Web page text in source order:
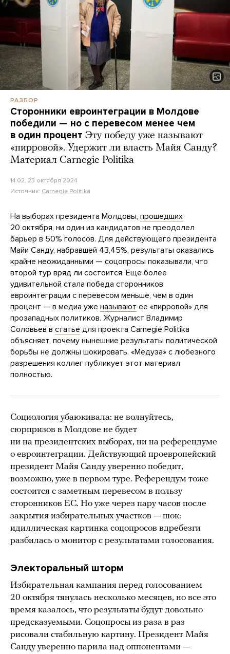
РАЗБОР
Сторонники евроинтеграции в Молдове
победили — но с перевесом менее чем
в один процент Эту победу уже называют
«пирровой». Удержит ли власть Майя Санду?
Материал Carnegie Politika
14:02, 23 октября 2024
Источник: Carnegie Politika
На выборах президента Молдовы, прошедших
20 октября, ни один из кандидатов не преодолел
барьер в 50% голосов. Для действующего президента
Майи Санду, набравшей 43,45%, результаты оказались
крайне неожиданными — соцопросы показывали, что
второй тур вряд ли состоится. Еще более
удивительной стала победа сторонников
евроинтеграции с перевесом меньше, чем в один
процент — в медиа уже называют ее «пирровой» для
прозападных политиков. Журналист Владимир
Соловьев в статье для проекта Carnegie Politika
объясняет, почему нынешние результаты политической
борьбы не должны шокировать. «Медуза» с любезного
разрешения коллег публикует этот материал
полностью.
Социология убаюкивала: не волнуйтесь,
сюрпризов в Молдове не будет
ни на президентских выборах, ни на референдуме
о евроинтеграции. Действующий проевропейский
президент Майя Санду уверенно победит,
возможно, уже в первом туре. Референдум тоже
состоится с заметным перевесом в пользу
сторонников ЕС. Но уже через пару часов после
закрытия избирательных участков — шок:
идиллическая картинка соцопросов вдребезги
разбилась о монитор с результатами голосования.
Электоральный шторм
Избирательная кампания перед голосованием
20 октября тянулась несколько месяцев, но все это
время казалось, что результаты будут довольно
предсказуемыми. Соцопросы из раза в раз
рисовали стабильную картину. Президент Майя
Санду уверенно парила над оппонентами —